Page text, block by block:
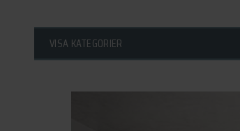
VISA KATEGORIER